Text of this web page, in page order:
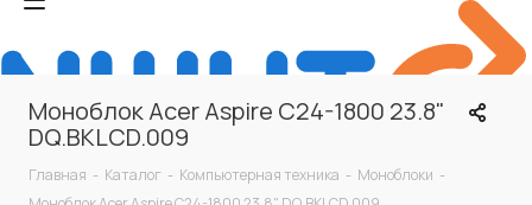
Моноблок Acer Aspire C24-1800 23.8"
DQ.BKLCD.009
Главная - Каталог - Компьютерная техника - Моноблоки -